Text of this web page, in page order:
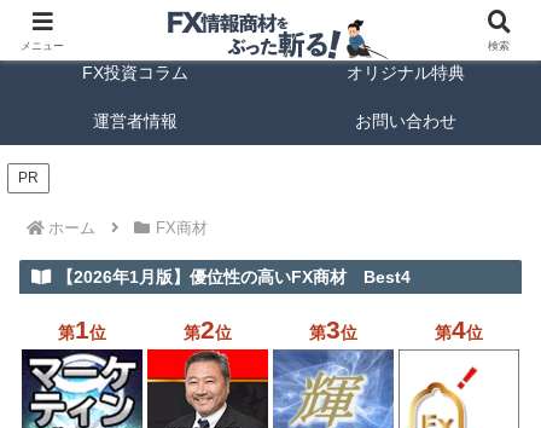
FX商材ランキング FX手法解説
FX投資コラム オリジナル特典
運営者情報 お問い合わせ
PR
ホーム FX商材
【2026年1月版】優位性の高いFX商材 Best4
第1位 第2位 第3位 第4位
メニュー 検索